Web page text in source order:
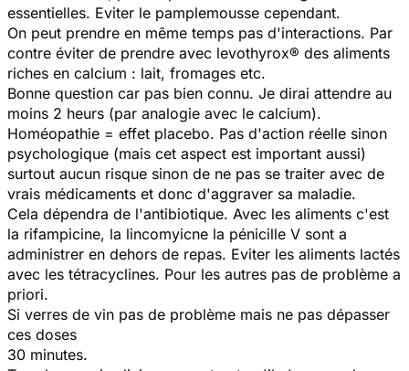
essentielles. Eviter le pamplemousse cependant.
On peut prendre en même temps pas d'interactions. Par
contre éviter de prendre avec levothyrox® des aliments
riches en calcium : lait, fromages etc.
Bonne question car pas bien connu. Je dirai attendre au
moins 2 heurs (par analogie avec le calcium).
Homéopathie = effet placebo. Pas d'action réelle sinon
psychologique (mais cet aspect est important aussi)
surtout aucun risque sinon de ne pas se traiter avec de
vrais médicaments et donc d'aggraver sa maladie.
Cela dépendra de l'antibiotique. Avec les aliments c'est
la rifampicine, la lincomyicne la pénicille V sont a
administrer en dehors de repas. Eviter les aliments lactés
avec les tétracyclines. Pour les autres pas de problème a
priori.
Si verres de vin pas de problème mais ne pas dépasser
ces doses
30 minutes.